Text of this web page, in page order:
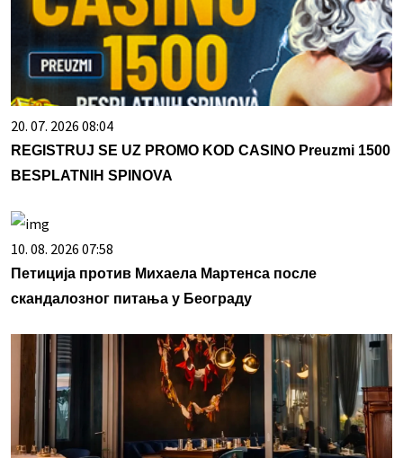
20. 07. 2026 08:04
REGISTRUJ SE UZ PROMO KOD CASINO Preuzmi 1500
BESPLATNIH SPINOVA
10. 08. 2026 07:58
Петиција против Михаела Мартенса после
скандалозног питања у Београду